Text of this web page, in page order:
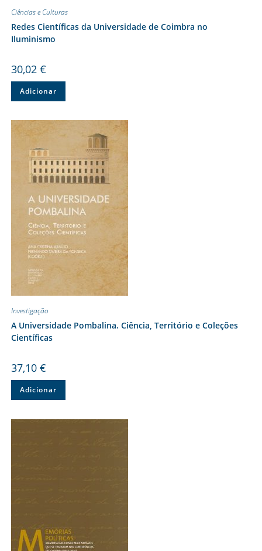
Ciências e Culturas
Redes Científicas da Universidade de Coimbra no
Iluminismo
30,02 €
Adicionar
Investigação
A Universidade Pombalina. Ciência, Território e Coleções
Científicas
37,10 €
Adicionar